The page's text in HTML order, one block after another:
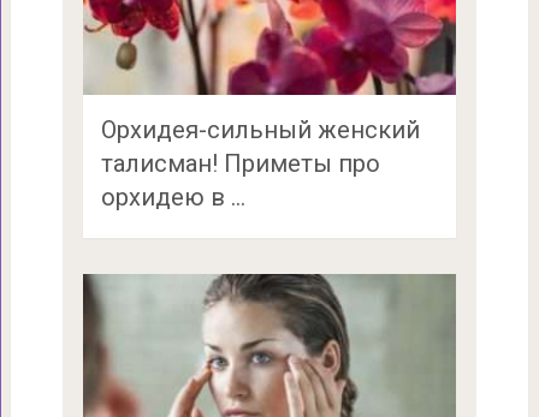
Орхидея-сильный женский
талисман! Приметы про
орхидею в …